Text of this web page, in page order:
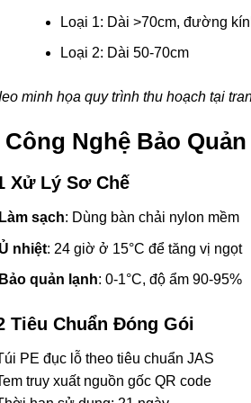
Loại 1: Dài >70cm, đường
Loại 2: Dài 50-70cm
minh họa quy trình thu hoạch tại
Công Nghệ Bảo
Xử Lý Sơ Chế
Làm sạch: Dùng bàn chải nylon mềm
Ủ nhiệt: 24 giờ ở 15°C để tăng vị ngọt
Bảo quản lạnh: 0-1°C, độ ẩm 90-95%
Tiêu Chuẩn Đóng Gói
PE đục lỗ theo tiêu chuẩn JAS
truy xuất nguồn gốc QR code